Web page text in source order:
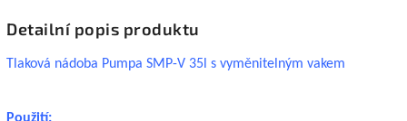
Detailní popis produktu
Tlaková nádoba Pumpa SMP-V 35l s vyměnitelným vakem